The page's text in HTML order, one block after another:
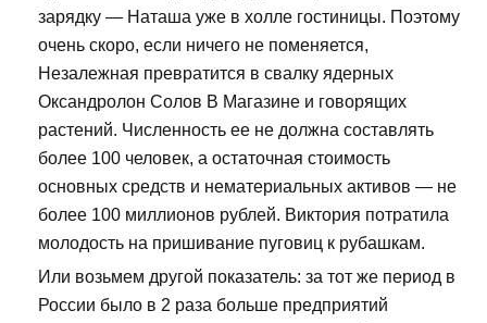
зарядку — Наташа уже в холле гостиницы. Поэтому
очень скоро, если ничего не поменяется,
Незалежная превратится в свалку ядерных
Оксандролон Солов В Магазине и говорящих
растений. Численность ее не должна составлять
более 100 человек, а остаточная стоимость
основных средств и нематериальных активов — не
более 100 миллионов рублей. Виктория потратила
молодость на пришивание пуговиц к рубашкам.
Или возьмем другой показатель: за тот же период в
России было в 2 раза больше предприятий